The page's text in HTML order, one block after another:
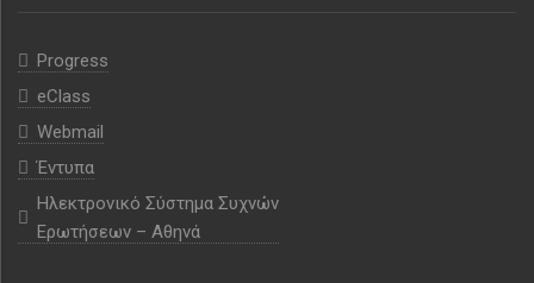
Progress
eClass
Webmail
Έντυπα
Ηλεκτρονικό Σύστημα Συχνών
Ερωτήσεων – Αθηνά